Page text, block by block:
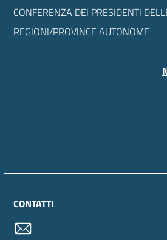
CONFERENZA DEI PRESIDENTI
REGIONI/PROVINCE AUTONOME
CONTATTI